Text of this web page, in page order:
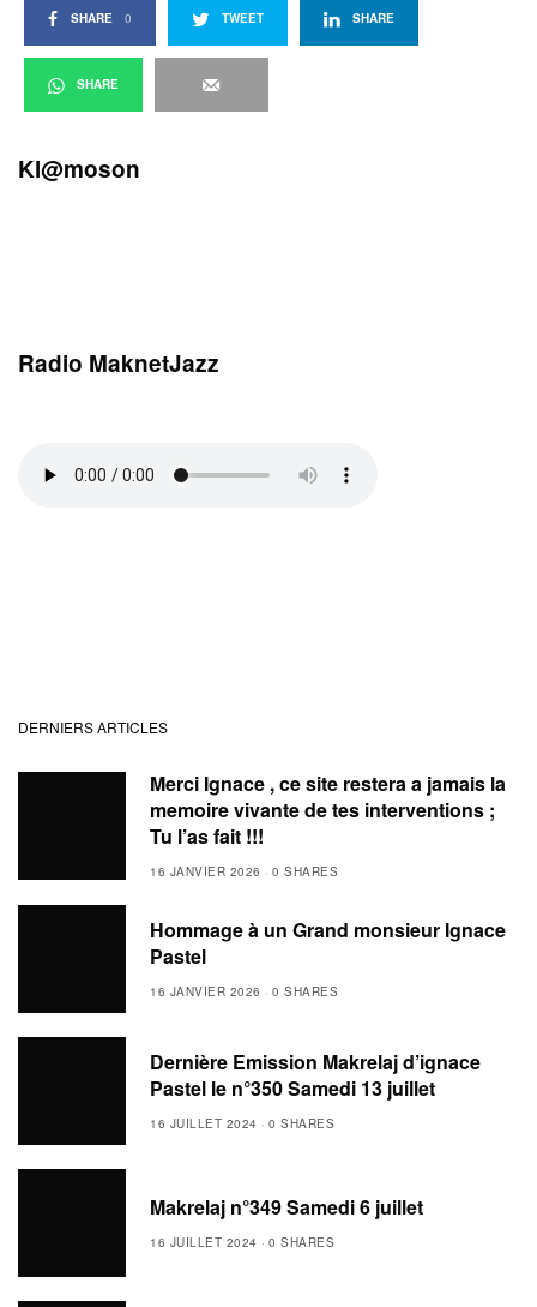
SHARE 0 TWEET SHARE
SHARE
Kl@moson
Radio MaknetJazz
DERNIERS ARTICLES
Merci Ignace , ce site restera a jamais la
memoire vivante de tes interventions ;
Tu l’as fait !!!
16 JANVIER 2026 0 SHARES
Hommage à un Grand monsieur Ignace
Pastel
16 JANVIER 2026 0 SHARES
Dernière Emission Makrelaj d’ignace
Pastel le n°350 Samedi 13 juillet
16 JUILLET 2024 0 SHARES
Makrelaj n°349 Samedi 6 juillet
16 JUILLET 2024 0 SHARES